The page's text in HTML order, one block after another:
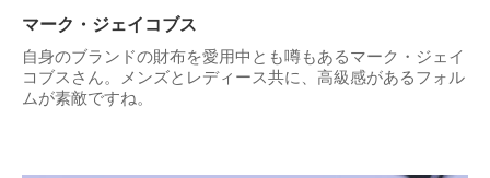
マーク・ジェイコブス
自身のブランドの財布を愛用中とも噂もあるマーク・ジェイ
コブスさん。メンズとレディース共に、高級感があるフォル
ムが素敵ですね。